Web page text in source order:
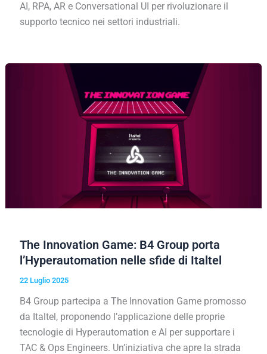
AI, RPA, AR e Conversational UI per rivoluzionare il
supporto tecnico nei settori industriali.
The Innovation Game: B4 Group porta
l’Hyperautomation nelle sfide di Italtel
22 Luglio 2025
B4 Group partecipa a The Innovation Game promosso
da Italtel, proponendo l’applicazione delle proprie
tecnologie di Hyperautomation e AI per supportare i
TAC & Ops Engineers. Un’iniziativa che apre la strada